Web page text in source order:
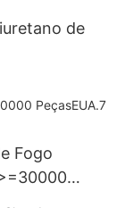
de
Fogo